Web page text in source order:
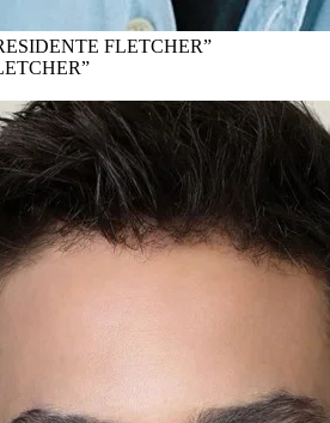
FLETCHER”